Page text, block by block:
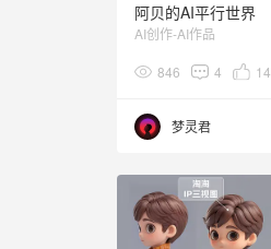
阿贝的AI平行世界
AI创作-AI作品
846 4 14
梦灵君